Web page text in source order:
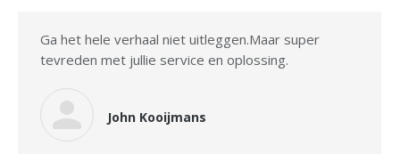
Ga het hele verhaal niet uitleggen.Maar super
tevreden met jullie service en oplossing.
John Kooijmans